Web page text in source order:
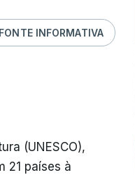
INFORMATIVA
(UNESCO),
21 países à